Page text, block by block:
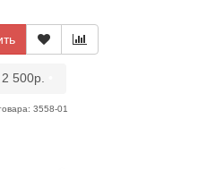
2 500р.
3558-01